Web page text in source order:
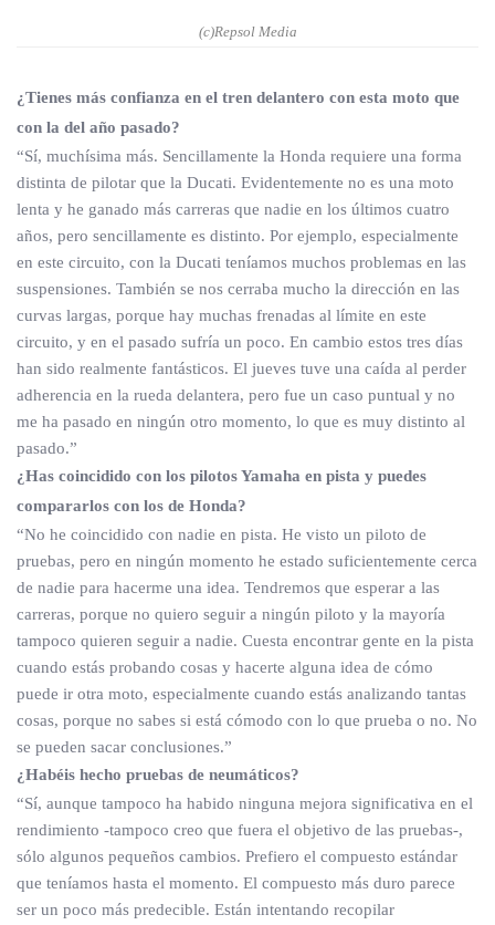
(c)Repsol Media
¿Tienes más confianza en el tren delantero con esta moto que
con la del año pasado?
“Sí, muchísima más. Sencillamente la Honda requiere una forma
distinta de pilotar que la Ducati. Evidentemente no es una moto
lenta y he ganado más carreras que nadie en los últimos cuatro
años, pero sencillamente es distinto. Por ejemplo, especialmente
en este circuito, con la Ducati teníamos muchos problemas en las
suspensiones. También se nos cerraba mucho la dirección en las
curvas largas, porque hay muchas frenadas al límite en este
circuito, y en el pasado sufría un poco. En cambio estos tres días
han sido realmente fantásticos. El jueves tuve una caída al perder
adherencia en la rueda delantera, pero fue un caso puntual y no
me ha pasado en ningún otro momento, lo que es muy distinto al
pasado.”
¿Has coincidido con los pilotos Yamaha en pista y puedes
compararlos con los de Honda?
“No he coincidido con nadie en pista. He visto un piloto de
pruebas, pero en ningún momento he estado suficientemente cerca
de nadie para hacerme una idea. Tendremos que esperar a las
carreras, porque no quiero seguir a ningún piloto y la mayoría
tampoco quieren seguir a nadie. Cuesta encontrar gente en la pista
cuando estás probando cosas y hacerte alguna idea de cómo
puede ir otra moto, especialmente cuando estás analizando tantas
cosas, porque no sabes si está cómodo con lo que prueba o no. No
se pueden sacar conclusiones.”
¿Habéis hecho pruebas de neumáticos?
“Sí, aunque tampoco ha habido ninguna mejora significativa en el
rendimiento -tampoco creo que fuera el objetivo de las pruebas-,
sólo algunos pequeños cambios. Prefiero el compuesto estándar
que teníamos hasta el momento. El compuesto más duro parece
ser un poco más predecible. Están intentando recopilar